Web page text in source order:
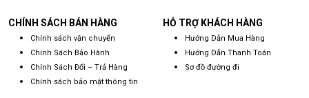
CHÍNH SÁCH BÁN HÀNG
Chính sách vận chuyển
Chính Sách Bảo Hành
Chính Sách Đổi – Trả Hàng
Chính sách bảo mật thông tin
HỖ TRỢ KHÁCH HÀNG
Hướng Dẫn Mua Hàng
Hướng Dẫn Thanh Toán
Sơ đồ đường đi